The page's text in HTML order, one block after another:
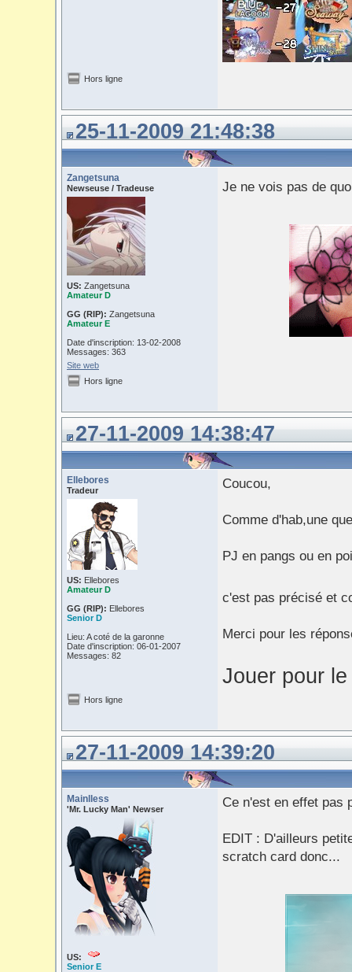
Hors ligne
25-11-2009 21:48:38
Zangetsuna
Newseuse / Tradeuse
US: Zangetsuna
Amateur D
GG (RIP): Zangetsuna
Amateur E
Date d'inscription: 13-02-2008
Messages: 363
Site web
Je ne vois pas de
Hors ligne
27-11-2009 14:38:47
Ellebores
Tradeur
US: Ellebores
Amateur D
GG (RIP): Ellebores
Senior D
Lieu: A coté de la garonne
Date d'inscription: 06-01-2007
Messages: 82
Coucou,
Comme d'hab,une
PJ en pangs ou en
c'est pas précisé et
Merci pour les
Jouer pour
Hors ligne
27-11-2009 14:39:20
Mainlless
'Mr. Lucky Man' Newser
US:
Senior E
Ce n'est en effet pas
EDIT : D'ailleurs
scratch card donc...